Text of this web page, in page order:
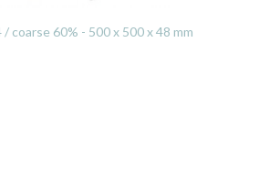
coarse 60% - 500 x 500 x 48 mm